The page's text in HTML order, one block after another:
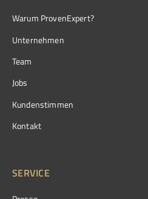
Warum ProvenExpert?
Unternehmen
Team
Jobs
Kundenstimmen
Kontakt
SERVICE